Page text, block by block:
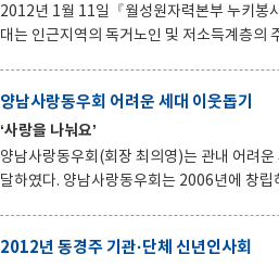
하는 요령」을 설명하는 등 다문화가족들의
2012년 1월 11일『월성원자력본부 누키봉사대』에서
대는 인근지역의 독거노인 및 저소득계층의
문풍지로 되어 겨울철 방한이 잘 되지 않았
와 내부마루를 설치하는 등 세밀한 부분까지 신
남면장은 지역의 어려운 가구에 더 많은 집수
양남사랑동우회 어려운 세대 이웃돕기
‘사랑을 나눠요’
양남사랑동우회(회장 최의영)는 관내 어려
달하였다. 양남사랑동우회는 2006년에 창립하여 ‘사랑으로 참된 봉사’란 목표아래 평소 지역사회의 발전과 봉사에
천하고 있다. 최의영 회장은 “다가오는 설을
2012년 동경주 기관·단체 신년인사회